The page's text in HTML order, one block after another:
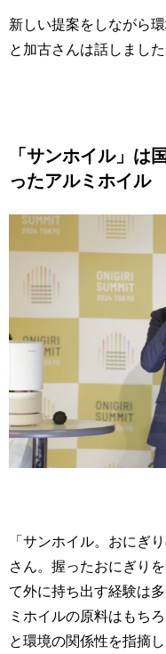
新しい提案をしながら
と加古さんは話しました
「サンホイル」は
ったアルミホイル
「サンホイル。おにぎ
さん。握ったおにぎり
て外に持ち出す経験は
ミホイルの原料はもち
と環境の関係性を指摘